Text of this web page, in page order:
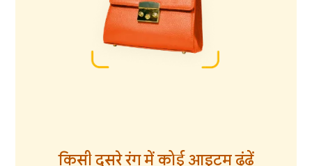
किसी दूसरे रंग में कोई आइटम ढूंढें